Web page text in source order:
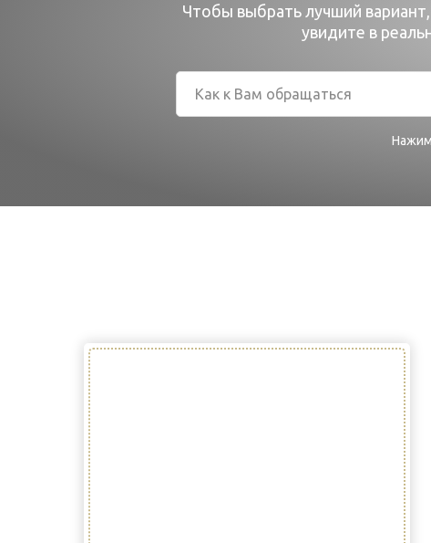
Чтобы выбрать лучший
увидите в